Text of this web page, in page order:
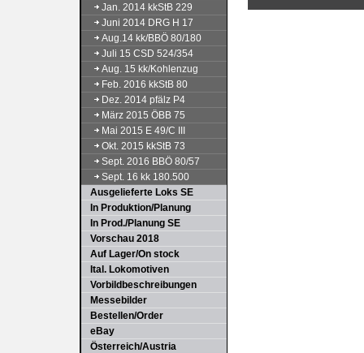
Jan. 2014 kkStB 229
Juni 2014 DRG H 17
Aug.14 kk/BBÖ 80/180
Juli 15 CSD 524/354
Aug. 15 kk/Kohlenzug
Feb. 2016 kkStB 80
Dez. 2014 pfälz P4
März 2015 ÖBB 75
Mai 2015 E 49/C III
Okt. 2015 kkStB 73
Sept. 2016 BBÖ 80/57
Sept. 16 kk 180.500
Ausgelieferte Loks SE
In Produktion/Planung
In Prod./Planung SE
Vorschau 2018
Auf Lager/On stock
Ital. Lokomotiven
Vorbildbeschreibungen
Messebilder
Bestellen/Order
eBay
Österreich/Austria